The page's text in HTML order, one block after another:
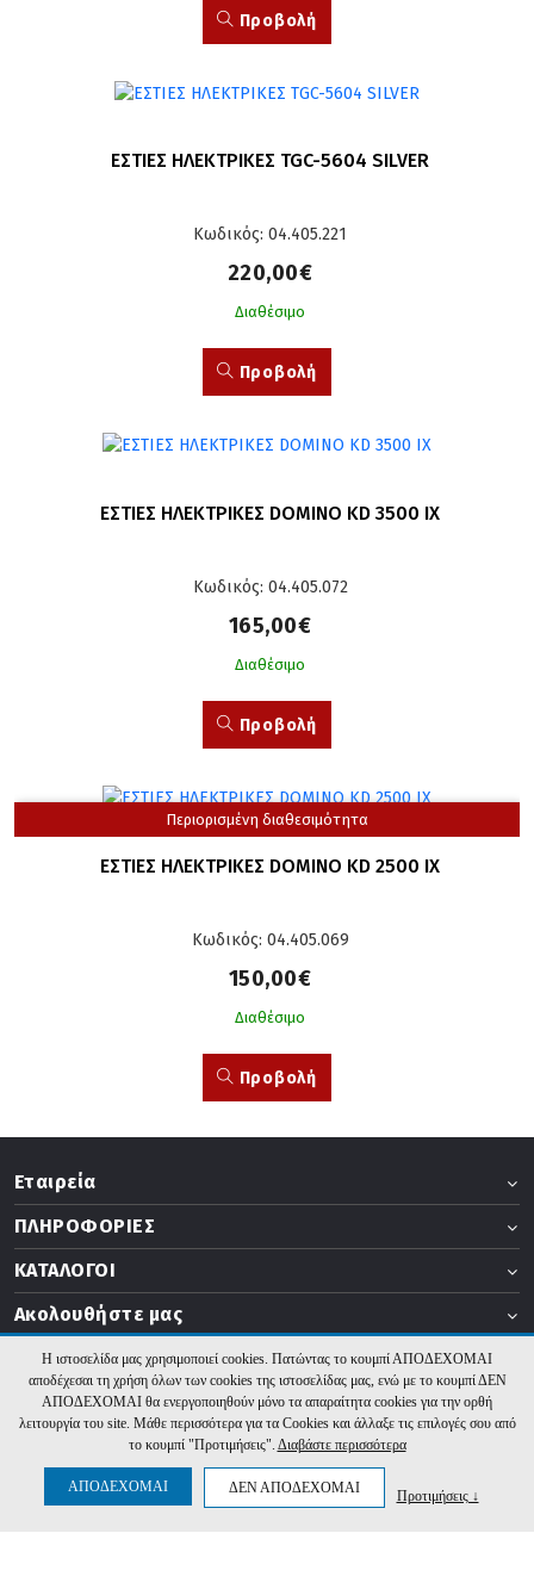
Προβολή
ΕΣΤΙΕΣ ΗΛΕΚΤΡΙΚΕΣ TGC-5604 SILVER
Κωδικός: 04.405.221
220,00€
Διαθέσιμο
Προβολή
ΕΣΤΙΕΣ ΗΛΕΚΤΡΙΚΕΣ DOMINO KD 3500 IX
Κωδικός: 04.405.072
165,00€
Διαθέσιμο
Προβολή
Περιορισμένη διαθεσιμότητα
ΕΣΤΙΕΣ ΗΛΕΚΤΡΙΚΕΣ DOMINO KD 2500 IX
Κωδικός: 04.405.069
150,00€
Διαθέσιμο
Προβολή
Εταιρεία
ΠΛΗΡΟΦΟΡΙΕΣ
ΚΑΤΑΛΟΓΟΙ
Ακολουθήστε μας
2026 b2b.thermogatz.gr. Υλοποίηση:Hyper Center
Η ιστοσελίδα μας χρησιμοποιεί cookies. Πατώντας το κουμπί ΑΠΟΔΕΧΟΜΑΙ
αποδέχεσαι τη χρήση όλων των cookies της ιστοσελίδας μας, ενώ με το κουμπί ΔΕΝ
ΑΠΟΔΕΧΟΜΑΙ θα ενεργοποιηθούν μόνο τα απαραίτητα cookies για την ορθή
λειτουργία του site. Μάθε περισσότερα για τα Cookies και άλλαξε τις επιλογές σου από
το κουμπί "Προτιμήσεις". Διαβάστε περισσότερα
ΑΠΟΔΕΧΟΜΑΙ ΔΕΝ ΑΠΟΔΕΧΟΜΑΙ Προτιμήσεις ↓